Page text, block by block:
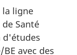
la ligne
Santé
d'études
avec des